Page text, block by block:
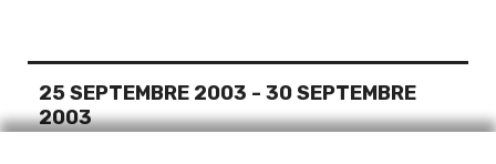
25 SEPTEMBRE 2003 - 30 SEPTEMBRE
2003